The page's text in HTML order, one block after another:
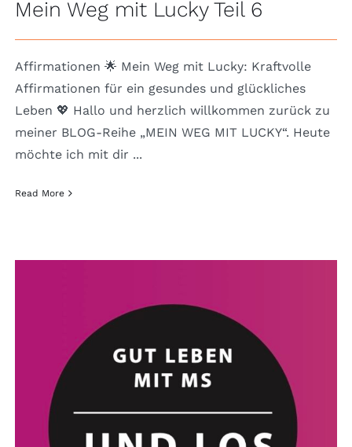
Mein Weg mit Lucky Teil 6
Affirmationen 🌟 Mein Weg mit Lucky: Kraftvolle
Affirmationen für ein gesundes und glückliches
Leben 💖 Hallo und herzlich willkommen zurück zu
meiner BLOG-Reihe „MEIN WEG MIT LUCKY“. Heute
möchte ich mit dir ...
Read More